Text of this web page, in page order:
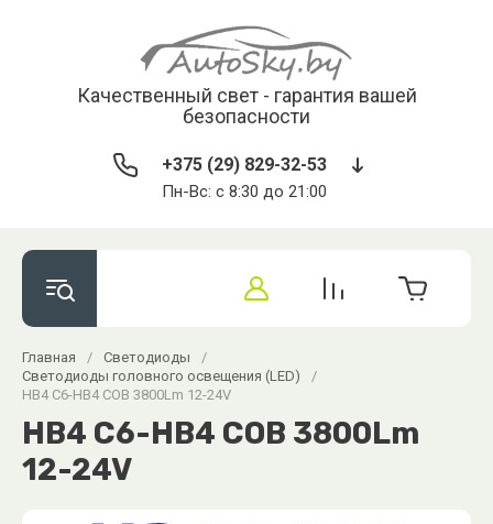
Качественный свет - гарантия вашей
безопасности
+375 (29) 829-32-53
Пн-Вс: с 8:30 до 21:00
Главная / Светодиоды
/
Светодиоды головного освещения (LED)
/
НB4 C6-НB4 COB 3800Lm 12-24V
НB4 C6-НB4 COB 3800Lm
12-24V